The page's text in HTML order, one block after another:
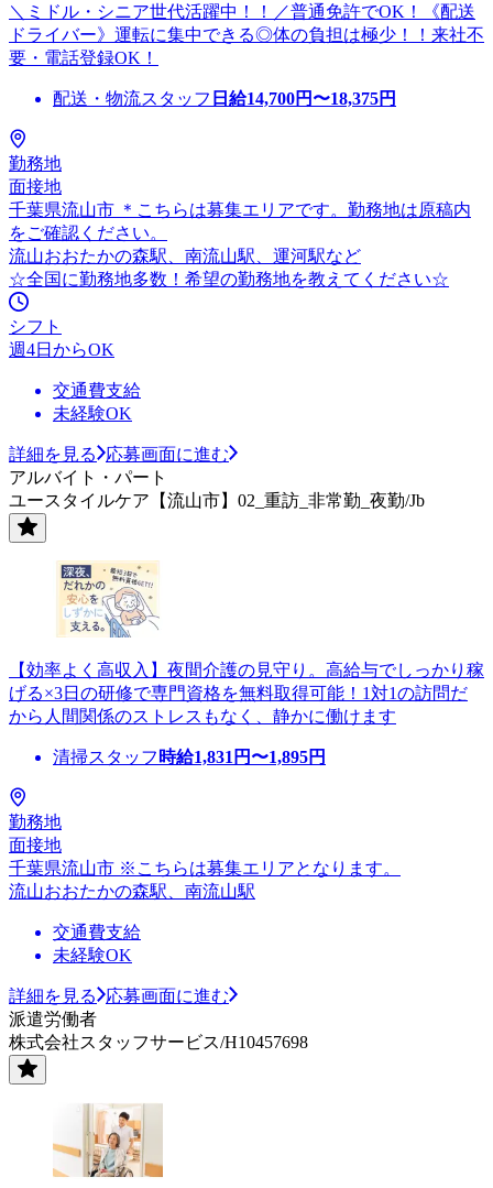
＼ミドル・シニア世代活躍中！！／普通免許でOK！《配送
ドライバー》運転に集中できる◎体の負担は極少！！来社不
要・電話登録OK！
配送・物流スタッフ 日給14,700円〜18,375円
勤務地
面接地
千葉県流山市 ＊こちらは募集エリアです。勤務地は原稿内
をご確認ください。
流山おおたかの森駅、南流山駅、運河駅など
☆全国に勤務地多数！希望の勤務地を教えてください☆
シフト
週4日からOK
交通費支給
未経験OK
詳細を見る
応募画面に進む
アルバイト・パート
ユースタイルケア【流山市】02_重訪_非常勤_夜勤/Jb
【効率よく高収入】夜間介護の見守り。高給与でしっかり稼
げる×3日の研修で専門資格を無料取得可能！1対1の訪問だ
から人間関係のストレスもなく、静かに働けます
清掃スタッフ 時給1,831 円〜1,895円
勤務地
面接地
千葉県流山市 ※こちらは募集エリアとなります。
流山おおたかの森駅、南流山駅
交通費支給
未経験OK
詳細を見る
応募画面に進む
派遣労働者
株式会社スタッフサービス/H10457698